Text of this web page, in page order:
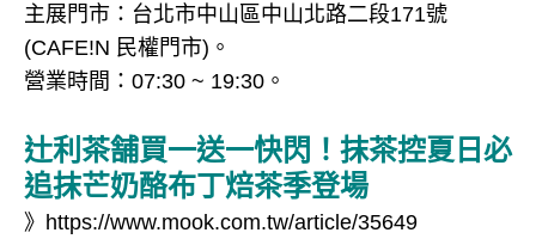
主展門市：台北市中山區中山北路二段171號
(CAFE!N 民權門市)。
營業時間：07:30 ~ 19:30。
辻利茶舗買一送一快閃！抹茶控夏日必
追抹芒奶酪布丁焙茶季登場
》 https://www.mook.com.tw/article/35649